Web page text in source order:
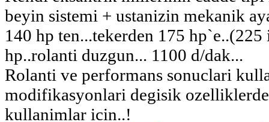
beyin sistemi + ustanizin mekanik
140 hp ten...tekerden 175
hp..rolanti duzgun... 1100 d/dak...
Rolanti ve performans sonuclari
modifikasyonlari degisik
kullanimlar icin..!